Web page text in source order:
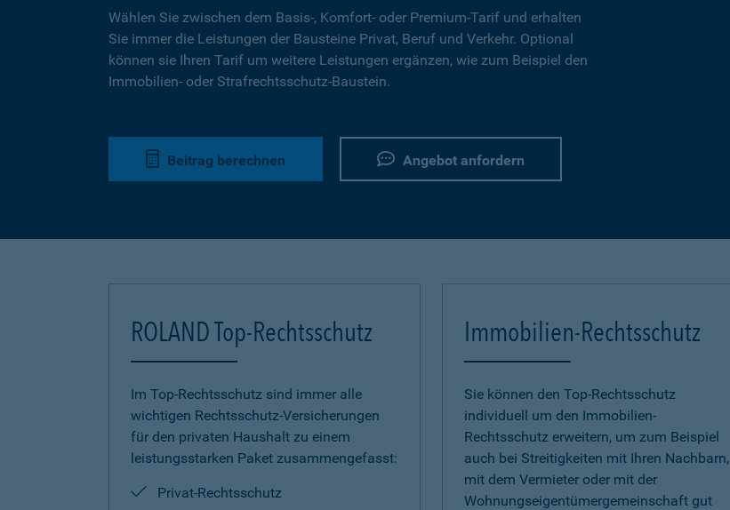
Wählen Sie zwischen dem Basis-, Komfort- oder Premium-Tarif und erhalten
Sie immer die Leistungen der Bausteine Privat, Beruf und Verkehr. Optional
können sie Ihren Tarif um weitere Leistungen ergänzen, wie zum Beispiel den
Immobilien- oder Strafrechtsschutz-Baustein.
Beitrag berechnen Angebot anfordern
ROLAND Top-Rechtsschutz
Im Top-Rechtsschutz sind immer alle
wichtigen Rechtsschutz-Versicherungen
für den privaten Haushalt zu einem
leistungsstarken Paket zusammengefasst:
Privat-Rechtsschutz
Immobilien-Rechtsschutz
Sie können den Top-Rechtsschutz
individuell um den Immobilien-
Rechtsschutz erweitern, um zum Beispiel
auch bei Streitigkeiten mit Ihren Nachbarn,
mit dem Vermieter oder mit der
Wohnungseigentümergemeinschaft gut